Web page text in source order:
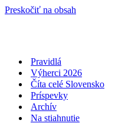
Preskočiť na obsah
Pravidlá
Výherci 2026
Číta celé Slovensko
Príspevky
Archív
Na stiahnutie